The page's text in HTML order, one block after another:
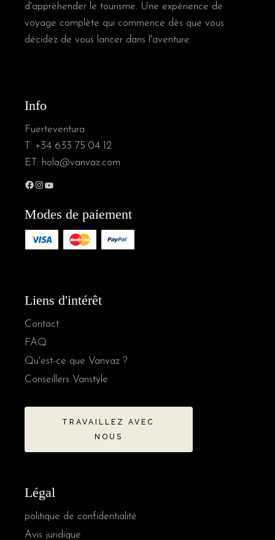
d'appréhender le tourisme. Une expérience de
voyage complète qui commence dès que vous
décidez de vous lancer dans l'aventure.
Info
Fuerteventura
T: +34 633 75 04 12
ET: hola@vanvaz.com
Facebook
Instagram
YouTube
Modes de paiement
Liens d'intérêt
Contact
FAQ
Qu'est-ce que Vanvaz ?
Conseillers Vanstyle
TRAVAILLEZ AVEC
NOUS
Légal
politique de confidentialité
Avis juridique